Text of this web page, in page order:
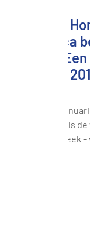
op de
Horeca
Horecava
week van
bekend als de
Afgelopen week